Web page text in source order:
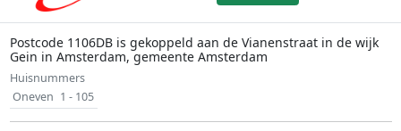
Postcode 1106DB is gekoppeld aan de Vianenstraat in de wijk
Gein in Amsterdam, gemeente Amsterdam
Huisnummers
Oneven 1 - 105